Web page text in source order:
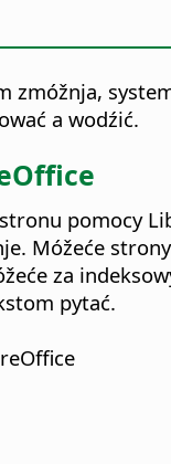
zmóžnja,
a wodźić.
pomocy
Móžeće
za
pytać.